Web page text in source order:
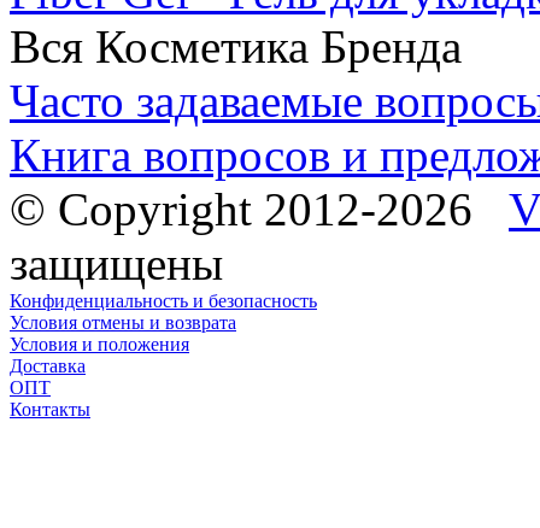
Вся Косметика Бренда
Часто задаваемые
Книга вопросов и
© Copyright 2012-2026
защищены
Конфиденциальность и безопасность
Условия отмены и возврата
Условия и положения
Доставка
ОПТ
Контакты